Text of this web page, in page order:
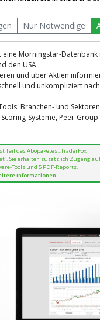
eine Morningstar-
den USA
und über Aktien
und unkompliziert
Branchen- und
Systeme, Peer-
Teil des Abopaketes „TraderFox
Sie erhalten zusätzlich Zugang auf
Tools und 5 PDF-Reports.
Informationen
Nur Notwendige